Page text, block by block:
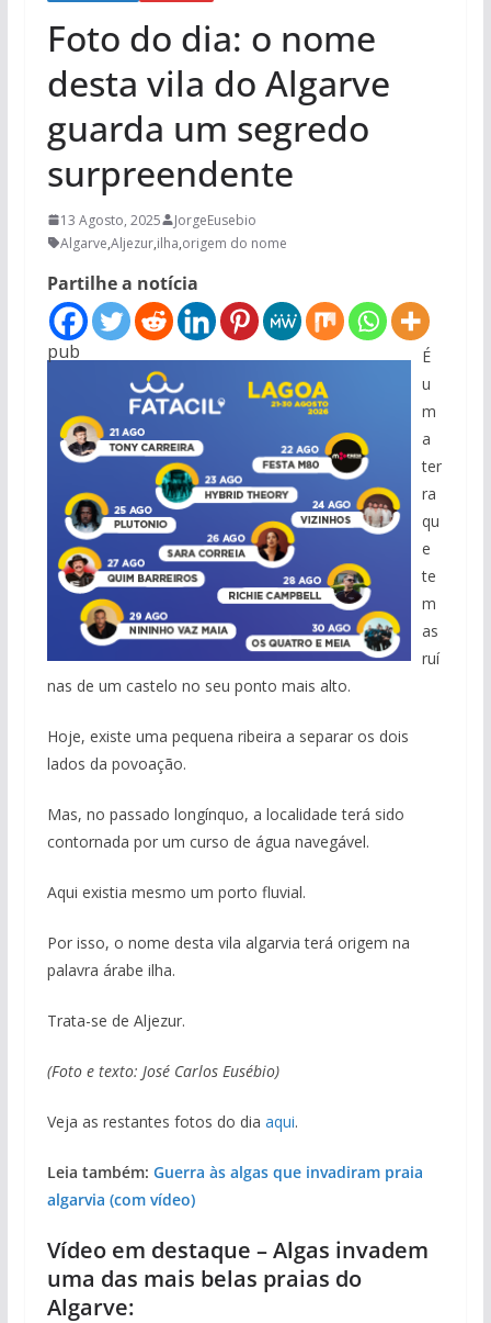
Foto do dia: o nome
desta vila do Algarve
guarda um segredo
surpreendente
13 Agosto, 2025
JorgeEusebio
Algarve,Aljezur,ilha,origem do nome
Partilhe a notícia
pub
É
u
m
a
ter
ra
qu
e
te
m
as
ruí
nas de um castelo no seu ponto mais alto.
Hoje, existe uma pequena ribeira a separar os dois
lados da povoação.
Mas, no passado longínquo, a localidade terá sido
contornada por um curso de água navegável.
Aqui existia mesmo um porto fluvial.
Por isso, o nome desta vila algarvia terá origem na
palavra árabe ilha.
Trata-se de Aljezur.
(Foto e texto: José Carlos Eusébio)
Veja as restantes fotos do dia aqui.
Leia também: Guerra às algas que invadiram praia
algarvia (com vídeo)
Vídeo em destaque – Algas invadem
uma das mais belas praias do
Algarve: